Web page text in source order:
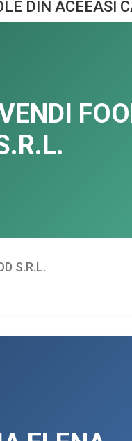
DIN ACEEASI
S.R.L.